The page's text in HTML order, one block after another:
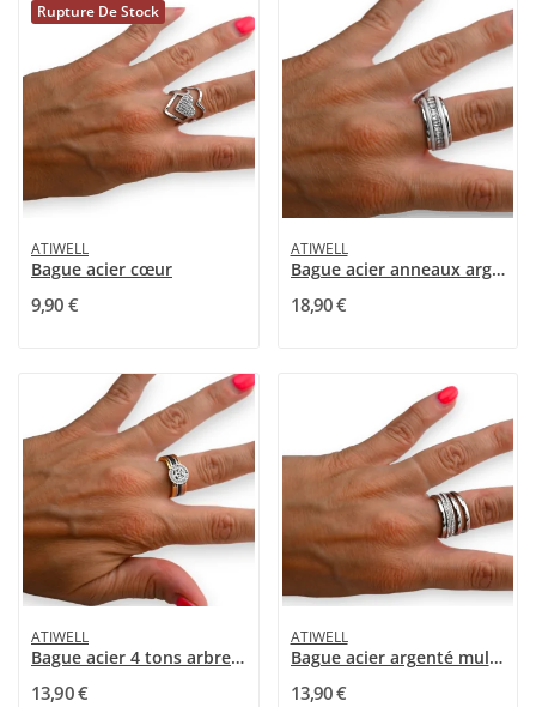
Rupture De Stock
ATIWELL
Bague acier cœur
9,90 €
ATIWELL
Bague acier anneaux argenté et céramique
18,90 €
ATIWELL
Bague acier 4 tons arbre de vie
13,90 €
ATIWELL
Bague acier argenté multi rangs
13,90 €